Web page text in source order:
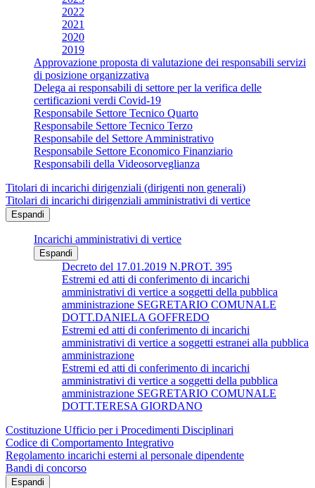
2022
2021
2020
2019
Approvazione proposta di valutazione dei responsabili servizi
di posizione organizzativa
Delega ai responsabili di settore per la verifica delle
certificazioni verdi Covid-19
Responsabile Settore Tecnico Quarto
Responsabile Settore Tecnico Terzo
Responsabile del Settore Amministrativo
Responsabile Settore Economico Finanziario
Responsabili della Videosorveglianza
Titolari di incarichi dirigenziali (dirigenti non generali)
Titolari di incarichi dirigenziali amministrativi di vertice
Espandi
Incarichi amministrativi di vertice
Espandi
Decreto del 17.01.2019 N.PROT. 395
Estremi ed atti di conferimento di incarichi
amministrativi di vertice a soggetti della pubblica
amministrazione SEGRETARIO COMUNALE
DOTT.DANIELA GOFFREDO
Estremi ed atti di conferimento di incarichi
amministrativi di vertice a soggetti estranei alla pubblica
amministrazione
Estremi ed atti di conferimento di incarichi
amministrativi di vertice a soggetti della pubblica
amministrazione SEGRETARIO COMUNALE
DOTT.TERESA GIORDANO
Costituzione Ufficio per i Procedimenti Disciplinari
Codice di Comportamento Integrativo
Regolamento incarichi esterni al personale dipendente
Bandi di concorso
Espandi